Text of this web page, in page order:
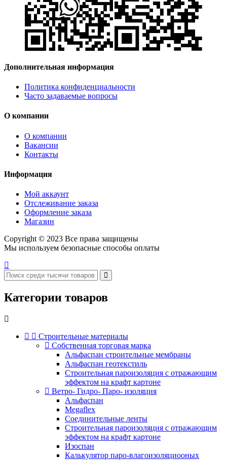
Дополнительная информация
Политика конфиденциальности
Часто задаваемые вопросы
О компании
О компании
Вакансии
Контакты
Информация
Мой аккаунт
Отслеживание заказа
Оформление заказа
Магазин
Copyright © 2023 Все права защищены
Мы используем безопасные способы оплаты
Категории товаров
Строительные материалы
Собственная торговая марка
Альфаспан строительные мембраны
Альфаспан геотекстиль
Строительная пароизоляция с отражающим
эффектом на крафт картоне
Ветро- Гидро- Паро- изоляция
Альфаспан
Megaflex
Соединительные ленты
Строительная пароизоляция с отражающим
эффектом на крафт картоне
Изоспан
Калькулятор паро-влагоизоляциооных